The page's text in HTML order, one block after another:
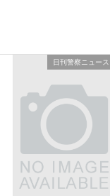
日刊警察ニュース